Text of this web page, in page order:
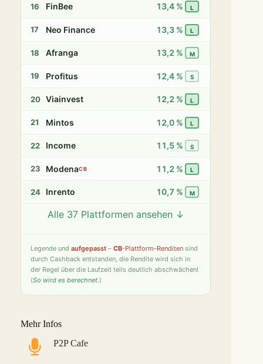
16 FinBee 13,4 % L
17 Neo Finance 13,3 % L
18 Afranga 13,2 % M
19 Profitus 12,4 % S
20 Viainvest 12,2 % L
21 Mintos 12,0 % L
22 Income 11,5 % S
23 ModenaCB 11,2 % L
24 Inrento 10,7 % M
Twino 9,8 %
27 PeerBerry 9,2 % S
28 Bondster
31
Alle 37 Plattformen ansehen ↓
Legende und aufgepasst – CB-Plattform-Renditen sind
durch Cashback entstanden, die Rendite wird sich in
der Regel über die Laufzeit teils deutlich abschwächen!
(So wird es berechnet.)
Mehr Infos
P2P Cafe